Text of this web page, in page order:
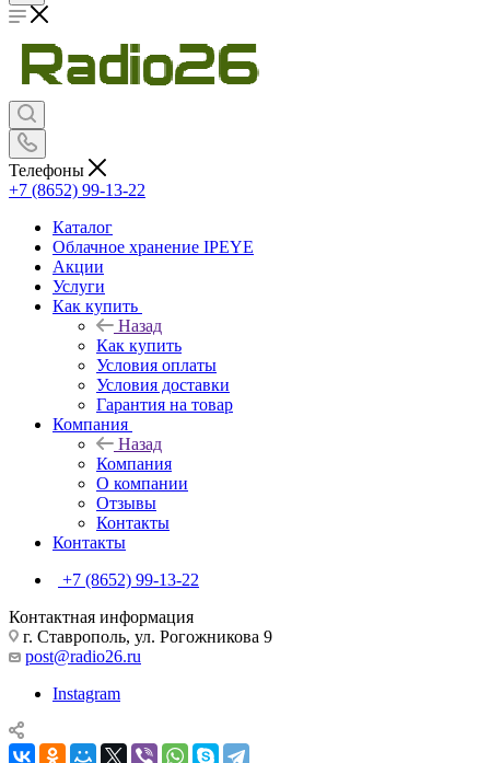
Телефоны
+7 (8652) 99-13-22
Каталог
Облачное хранение IPEYE
Акции
Услуги
Как купить
Назад
Как купить
Условия оплаты
Условия доставки
Гарантия на товар
Компания
Назад
Компания
О компании
Отзывы
Контакты
Контакты
+7 (8652) 99-13-22
Контактная информация
г. Ставрополь, ул. Рогожникова 9
post@radio26.ru
Instagram